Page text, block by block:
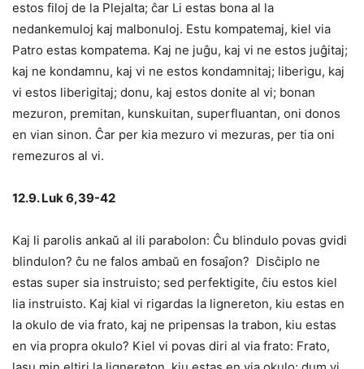
estos filoj de la Plejalta; ĉar Li estas bona al la
nedankemuloj kaj malbonuloj. Estu kompatemaj, kiel via
Patro estas kompatema. Kaj ne juĝu, kaj vi ne estos juĝitaj;
kaj ne kondamnu, kaj vi ne estos kondamnitaj; liberigu, kaj
vi estos liberigitaj; donu, kaj estos donite al vi; bonan
mezuron, premitan, kunskuitan, superfluantan, oni donos
en vian sinon. Ĉar per kia mezuro vi mezuras, per tia oni
remezuros al vi.
12.9. Luk 6,39-42
Kaj li parolis ankaŭ al ili parabolon: Ĉu blindulo povas gvidi
blindulon? ĉu ne falos ambaŭ en fosaĵon? Disĉiplo ne
estas super sia instruisto; sed perfektigite, ĉiu estos kiel
lia instruisto. Kaj kial vi rigardas la lignereton, kiu estas en
la okulo de via frato, kaj ne pripensas la trabon, kiu estas
en via propra okulo? Kiel vi povas diri al via frato: Frato,